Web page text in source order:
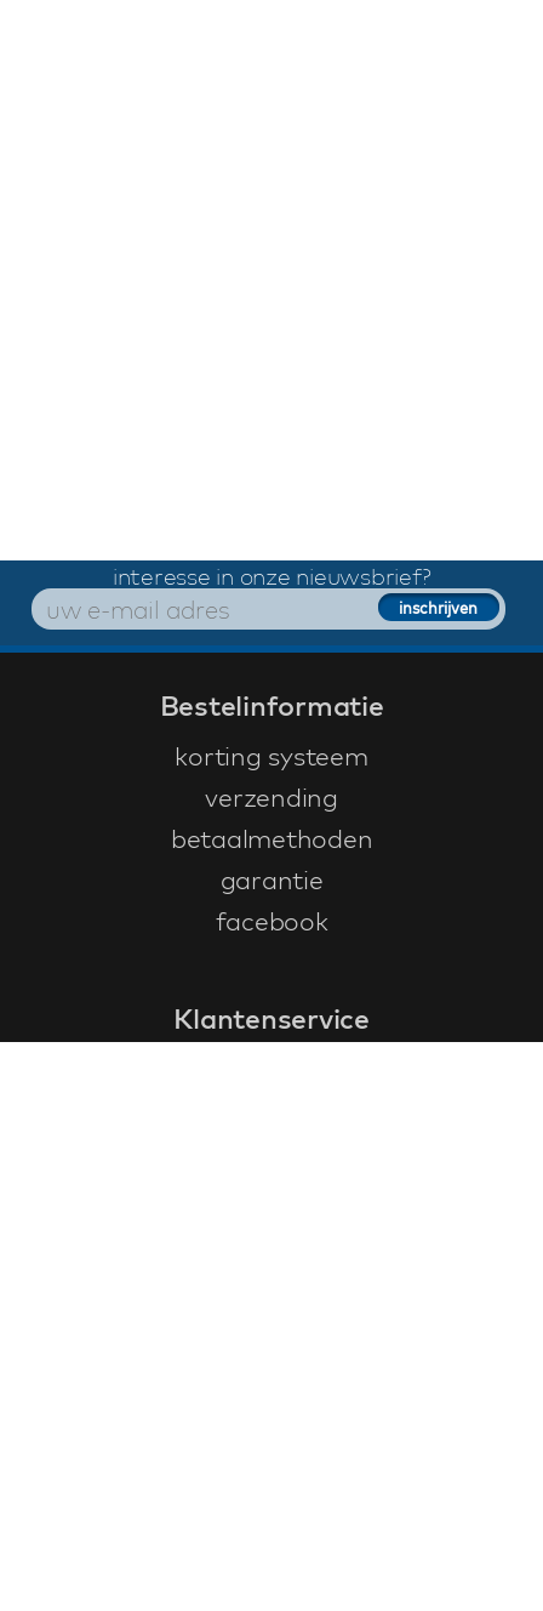
interesse in onze nieuwsbrief?
Bestelinformatie
korting systeem
verzending
betaalmethoden
garantie
facebook
Klantenservice